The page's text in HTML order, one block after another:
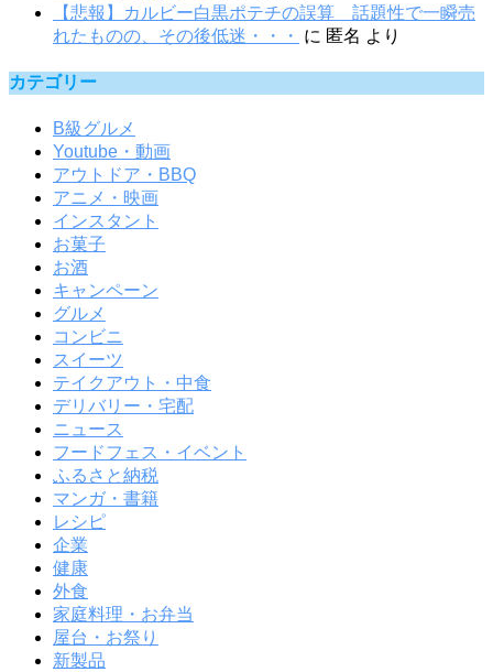
【悲報】カルビー白黒ポテチの誤算 話題性で一瞬売
れたものの、その後低迷・・・
に 匿名 より
カテゴリー
B級グルメ
Youtube・動画
アウトドア・BBQ
アニメ・映画
インスタント
お菓子
お酒
キャンペーン
グルメ
コンビニ
スイーツ
テイクアウト・中食
デリバリー・宅配
ニュース
フードフェス・イベント
ふるさと納税
マンガ・書籍
レシピ
企業
健康
外食
家庭料理・お弁当
屋台・お祭り
新製品